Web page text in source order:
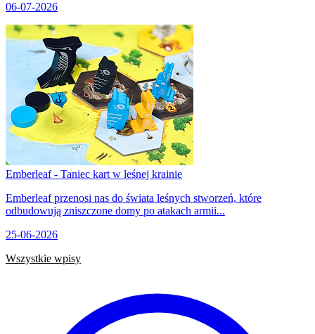
06-07-2026
Emberleaf - Taniec kart w leśnej krainie
Emberleaf przenosi nas do świata leśnych stworzeń, które
odbudowują zniszczone domy po atakach armii...
25-06-2026
Wszystkie wpisy